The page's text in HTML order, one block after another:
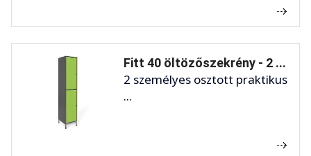
Fitt 40 öltözőszekrény - 2 ...
2 személyes osztott praktikus
...